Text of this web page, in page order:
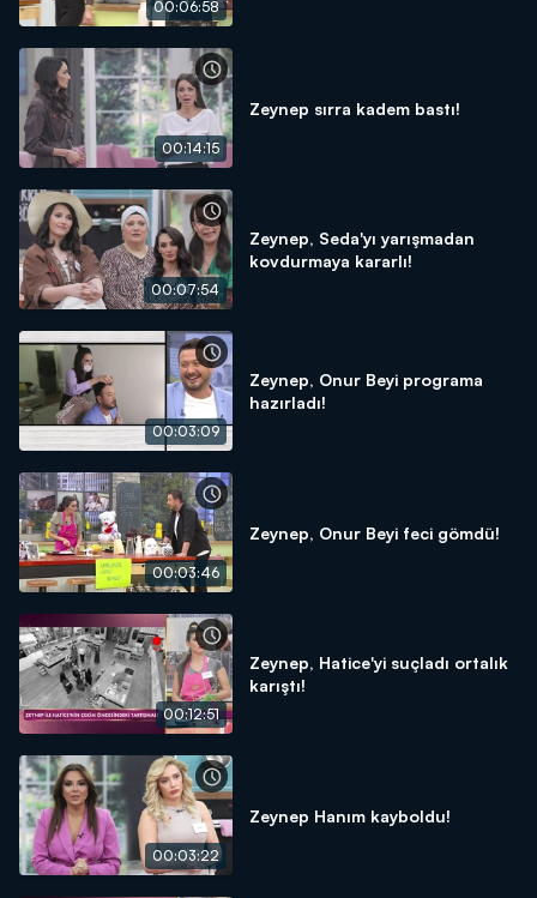
00:06:58
00:14:15
Zeynep sırra kadem bastı!
00:07:54
Zeynep, Seda'yı yarışmadan
kovdurmaya kararlı!
00:03:09
Zeynep, Onur Beyi programa
hazırladı!
00:03:46
Zeynep, Onur Beyi feci gömdü!
00:12:51
Zeynep, Hatice'yi suçladı ortalık
karıştı!
00:03:22
Zeynep Hanım kayboldu!